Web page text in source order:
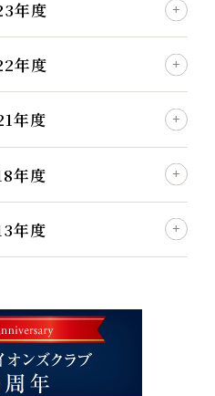
年度
年度
年度
年度
年度